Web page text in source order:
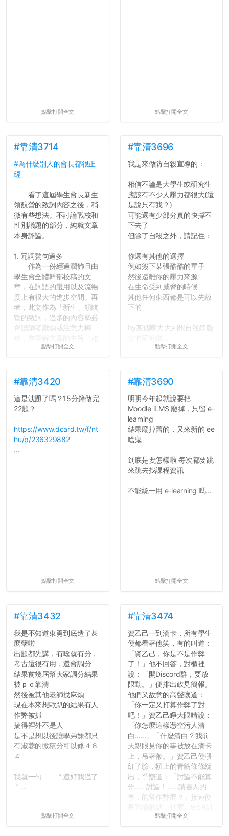
點擊打開全文 點擊打開全文
#靠清3714
#為什麼別人的會長都很正
經
看了這屆學生會長新生
領航營的致詞內容之後，稍
微有些想法。不討論戰校和
性別議題的部分，純就文章
本身評論。
1. 冗詞贅句過多
作為一份經過潤飾且由
學生會全體幹部校稿的文
章，在詞語的選用以及流暢
度上有很大的進步空間。再
者，此文作為「新生」領航
營的致詞，過多的內容勢必
會讓讀者厭煩或注意力轉
果有的話）前就失去興趣。
的聲明一樣正式，但至少在
用字上多加留意。有些語句
用說的可能會引人發笑或多
聽幾句，但寫成文字時只會
2. 文章主題不明
在學生會臉書的貼文中
點擊打開全文
#靠清3696
我是來做防自殺宣導的：
相信不論是大學生或研究生
應該有不少人壓力都很大(還
是說只有我？)
可能還有少部分真的快撐不
下去了
但除了自殺之外，請記住：
你還有其他的選擇
例如簽下某張酷酷的單子
然後遠離你的壓力來源
在生命受到威脅的時候
其他任何東西都是可以先放
下的
by某個壓力大到想自殺好幾
點擊打開全文
#靠清3420
這是洩題了嗎？15分鐘做完
22題？
https://www.dcard.tw/f/nt
hu/p/236329882
...
點擊打開全文
#靠清3690
明明今年起就說要把
Moodle iLMS 廢掉，只留 e-
learning
結果廢掉舊的，又來新的 ee
啥鬼
到底是要怎樣啦 每次都要跳
來跳去找課程資訊
不能統一用 e-learning 嗎...
點擊打開全文
#靠清3432
我是不知道東勇到底造了甚
麼孽啦
出題都先講，有唸就有分，
考古還很有用，還會調分
結果前幾屆幫大家調分結果
被ｐｏ靠清
然後被其他老師找麻煩
現在本來想歐趴的結果有人
作弊被抓
搞得裡外不是人
是不是想以後讓學弟妹都只
有淑蓉的微積分可以修４８
４
我就一句 ＂還好我過了
＂...
點擊打開全文
#靠清3474
資乙己一到滴卡，所有學生
便都看著他笑，有的叫道：
「資乙己，你是不是作弊
了！」他不回答，對櫃裡
說：「開Discord群，要放
限動。」便排出政見簡報。
他們又故意的高聲嚷道：
「你一定又打算作弊了對
吧！」資乙己睜大眼晴說：
「你怎麼這樣憑空污人清
白......」「什麼清白？我前
天親眼見你的事被放在滴卡
上，吊著鞭。」資乙己便漲
紅了臉，額上的青筋條條綻
出，爭辯道：「討論不能算
作......討論！......讀書人的
事，能算作弊麼？」接連便
論考題難度」，什麼「名譽
點擊打開全文